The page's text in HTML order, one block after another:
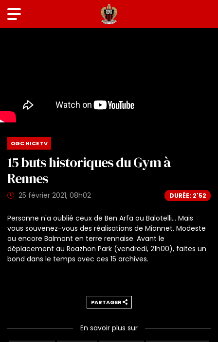
OGC NICE TV
15 buts historiques du Gym à
Rennes
25 février 2021, 08h02 DURÉE: 2'52
Personne n'a oublié ceux de Ben Arfa ou Balotelli... Mais
vous souvenez-vous des réalisations de Mionnet, Modeste
ou encore Balmont en terre rennaise. Avant le
déplacement au Roazhon Park (vendredi, 21h00), faites un
bond dans le temps avec ces 15 archives.
PARTAGER
En savoir plus sur